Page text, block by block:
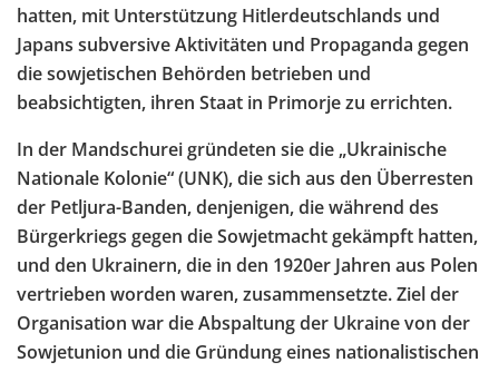
hatten, mit Unterstützung Hitlerdeutschlands und
Japans subversive Aktivitäten und Propaganda gegen
die sowjetischen Behörden betrieben und
beabsichtigten, ihren Staat in Primorje zu errichten.
In der Mandschurei gründeten sie die „Ukrainische
Nationale Kolonie“ (UNK), die sich aus den Überresten
der Petljura-Banden, denjenigen, die während des
Bürgerkriegs gegen die Sowjetmacht gekämpft hatten,
und den Ukrainern, die in den 1920er Jahren aus Polen
vertrieben worden waren, zusammensetzte. Ziel der
Organisation war die Abspaltung der Ukraine von der
Sowjetunion und die Gründung eines nationalistischen